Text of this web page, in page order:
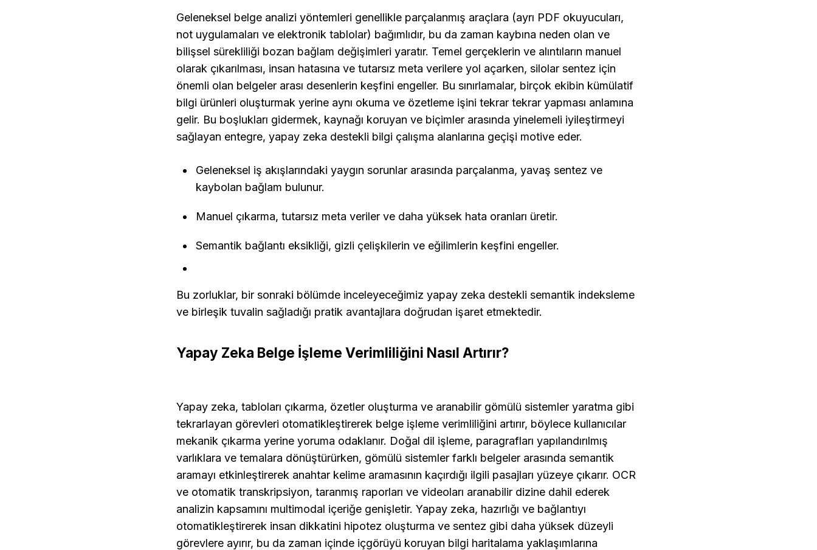
Geleneksel belge analizi yöntemleri genellikle parçalanmış araçlara (ayrı PDF okuyucuları,
not uygulamaları ve elektronik tablolar) bağımlıdır, bu da zaman kaybına neden olan ve
bilişsel sürekliliği bozan bağlam değişimleri yaratır. Temel gerçeklerin ve alıntıların manuel
olarak çıkarılması, insan hatasına ve tutarsız meta verilere yol açarken, silolar sentez için
önemli olan belgeler arası desenlerin keşfini engeller. Bu sınırlamalar, birçok ekibin kümülatif
bilgi ürünleri oluşturmak yerine aynı okuma ve özetleme işini tekrar tekrar yapması anlamına
gelir. Bu boşlukları gidermek, kaynağı koruyan ve biçimler arasında yinelemeli iyileştirmeyi
sağlayan entegre, yapay zeka destekli bilgi çalışma alanlarına geçişi motive eder.
Geleneksel iş akışlarındaki yaygın sorunlar arasında parçalanma, yavaş sentez ve
kaybolan bağlam bulunur.
Manuel çıkarma, tutarsız meta veriler ve daha yüksek hata oranları üretir.
Semantik bağlantı eksikliği, gizli çelişkilerin ve eğilimlerin keşfini engeller.
Bu zorluklar, bir sonraki bölümde inceleyeceğimiz yapay zeka destekli semantik indeksleme
ve birleşik tuvalin sağladığı pratik avantajlara doğrudan işaret etmektedir.
Yapay Zeka Belge İşleme Verimliliğini Nasıl Artırır?
Yapay zeka, tabloları çıkarma, özetler oluşturma ve aranabilir gömülü sistemler yaratma gibi
tekrarlayan görevleri otomatikleştirerek belge işleme verimliliğini artırır, böylece kullanıcılar
mekanik çıkarma yerine yoruma odaklanır. Doğal dil işleme, paragrafları yapılandırılmış
varlıklara ve temalara dönüştürürken, gömülü sistemler farklı belgeler arasında semantik
aramayı etkinleştirerek anahtar kelime aramasının kaçırdığı ilgili pasajları yüzeye çıkarır. OCR
ve otomatik transkripsiyon, taranmış raporları ve videoları aranabilir dizine dahil ederek
analizin kapsamını multimodal içeriğe genişletir. Yapay zeka, hazırlığı ve bağlantıyı
otomatikleştirerek insan dikkatini hipotez oluşturma ve sentez gibi daha yüksek düzeyli
görevlere ayırır, bu da zaman içinde içgörüyü koruyan bilgi haritalama yaklaşımlarına